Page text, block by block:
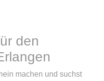
den
machen und suchst